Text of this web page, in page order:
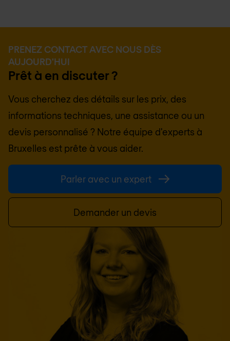
PRENEZ CONTACT AVEC NOUS DÈS
AUJOURD'HUI
Prêt à en discuter ?
Vous cherchez des détails sur les prix, des
informations techniques, une assistance ou un
devis personnalisé ? Notre équipe d'experts à
Bruxelles est prête à vous aider.
Parler avec un expert
Demander un devis